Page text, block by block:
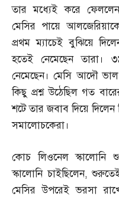
তার মধ্যেই করে ফেললেন
মেসির পায়ে
প্রথম ম্যাচেই বুঝিয়ে
হতেই নেমেছেন তারা।
নেমেছেন। মেসি আদৌ
কিছু প্রশ্ন উঠেছিল গত
শটে তার জবাব দিয়ে
সমালোচকেরা।
কোচ লিওনেল স্কালোনি
স্কালোনি চাইছিলেন,
মেসির উপরেই ভরসা